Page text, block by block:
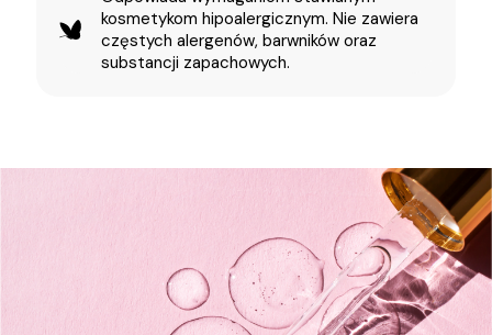
kosmetykom hipoalergicznym. Nie zawiera
częstych alergenów, barwników oraz
substancji zapachowych.